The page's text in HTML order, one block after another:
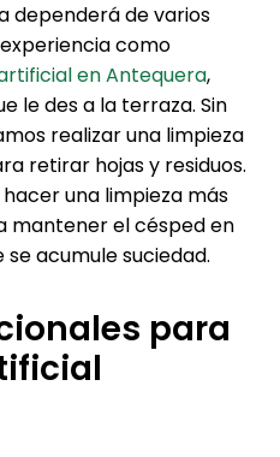
dependerá de varios
como
en Antequera,
le des a la terraza. Sin
realizar una limpieza
retirar hojas y residuos.
una limpieza más
mantener el césped en
acumule suciedad.
para